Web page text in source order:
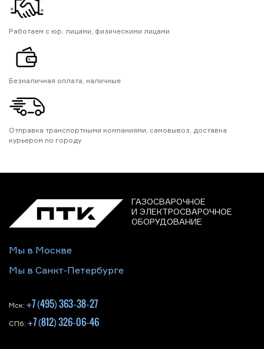
Работаем с юр. лицами, физическими лицами
Безналичная оплата, наличные
Отправка транспортными компаниями, самовывоз, доставка
курьером по городу
ГАЗОСВАРОЧНОЕ
И ЭЛЕКТРОСВАРОЧНОЕ
ОБОРУДОВАНИЕ
Мы в Москве
Мы в Санкт-Петербурге
Мск: +7 (495) 363-38-27
СПб: +7 (812) 326-06-46